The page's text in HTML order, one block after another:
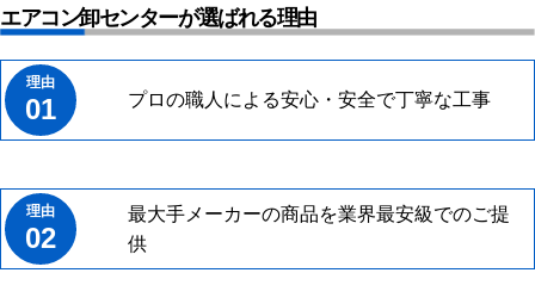
エアコン卸センターが選ばれる理由
01 プロの職人による安心・安全で丁寧な工事
02
最大手メーカーの商品を業界最安級でのご提
供